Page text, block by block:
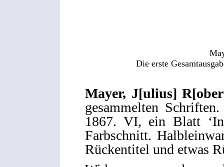
Die erste
Mayer, J[ulius]
gesammelten
1867. VI, ein Blatt
Farbschnitt.
Rückentitel und etwas